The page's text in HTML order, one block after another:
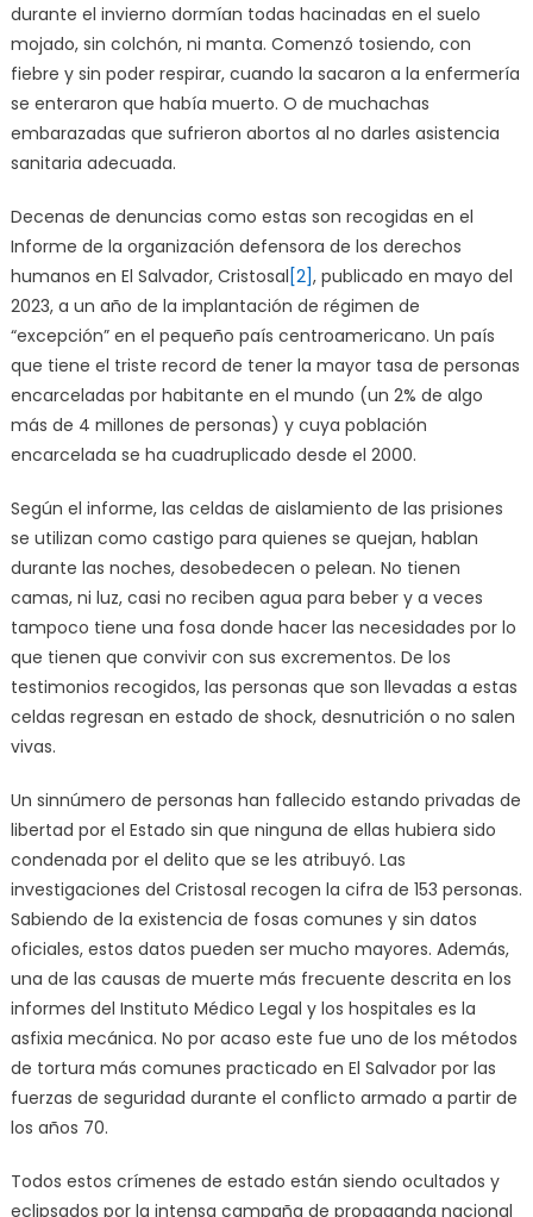
durante el invierno dormían todas hacinadas en el suelo
mojado, sin colchón, ni manta. Comenzó tosiendo, con
fiebre y sin poder respirar, cuando la sacaron a la enfermería
se enteraron que había muerto. O de muchachas
embarazadas que sufrieron abortos al no darles asistencia
sanitaria adecuada.
Decenas de denuncias como estas son recogidas en el
Informe de la organización defensora de los derechos
humanos en El Salvador, Cristosal [2], publicado en mayo del
2023, a un año de la implantación de régimen de
“excepción” en el pequeño país centroamericano. Un país
que tiene el triste record de tener la mayor tasa de personas
encarceladas por habitante en el mundo (un 2% de algo
más de 4 millones de personas) y cuya población
encarcelada se ha cuadruplicado desde el 2000.
Según el informe, las celdas de aislamiento de las prisiones
se utilizan como castigo para quienes se quejan, hablan
durante las noches, desobedecen o pelean. No tienen
camas, ni luz, casi no reciben agua para beber y a veces
tampoco tiene una fosa donde hacer las necesidades por lo
que tienen que convivir con sus excrementos. De los
testimonios recogidos, las personas que son llevadas a estas
celdas regresan en estado de shock, desnutrición o no salen
vivas.
Un sinnúmero de personas han fallecido estando privadas de
libertad por el Estado sin que ninguna de ellas hubiera sido
condenada por el delito que se les atribuyó. Las
investigaciones del Cristosal recogen la cifra de 153 personas.
Sabiendo de la existencia de fosas comunes y sin datos
oficiales, estos datos pueden ser mucho mayores. Además,
una de las causas de muerte más frecuente descrita en los
informes del Instituto Médico Legal y los hospitales es la
asfixia mecánica. No por acaso este fue uno de los métodos
de tortura más comunes practicado en El Salvador por las
fuerzas de seguridad durante el conflicto armado a partir de
los años 70.
Todos estos crímenes de estado están siendo ocultados y
eclipsados por la intensa campaña de propaganda nacional